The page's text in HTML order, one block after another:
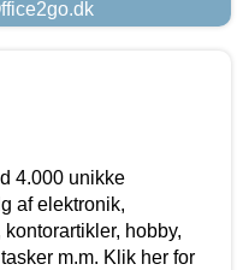
4.000 unikke
af elektronik,
hobby,
m.m. Klik her for